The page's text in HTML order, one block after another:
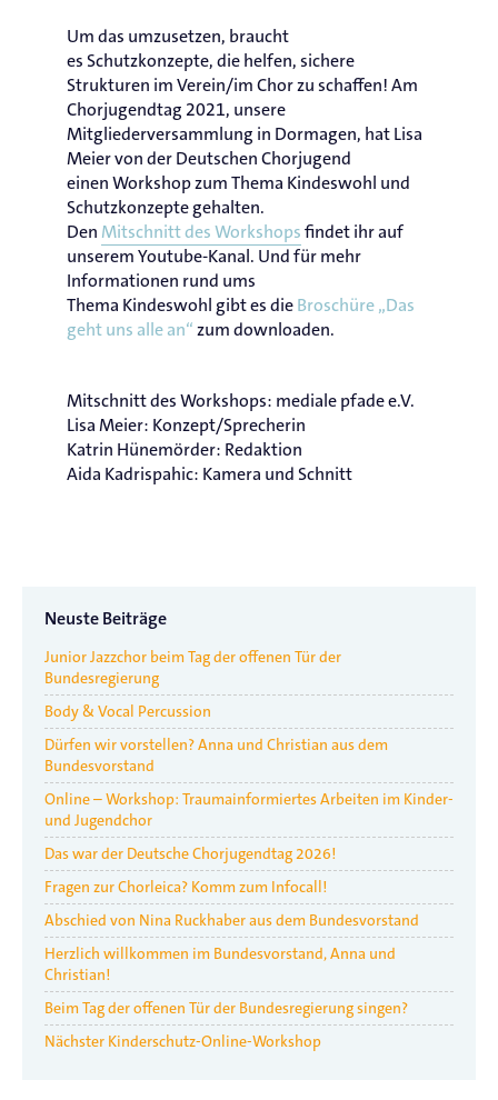
Um das umzusetzen, braucht
es Schutzkonzepte, die helfen, sichere
Strukturen im Verein/im Chor zu schaffen! Am
Chorjugendtag 2021, unsere
Mitgliederversammlung in Dormagen, hat Lisa
Meier von der Deutschen Chorjugend
einen Workshop zum Thema Kindeswohl und
Schutzkonzepte gehalten.
Den Mitschnitt des Workshopsfindet ihr auf
unserem Youtube-Kanal. Und für mehr
Informationen rund ums
Thema Kindeswohl gibt es dieBroschüre „Das
geht uns alle an“zum downloaden.
Mitschnitt des Workshops: mediale pfade e.V.
Lisa Meier: Konzept/Sprecherin
Katrin Hünemörder: Redaktion
Aida Kadrispahic: Kamera und Schnitt
Neuste Beiträge
Junior Jazzchor beim Tag der offenen Tür der
Bundesregierung
Body & Vocal Percussion
Dürfen wir vorstellen? Anna und Christian aus dem
Bundesvorstand
Online – Workshop: Traumainformiertes Arbeiten im Kinder-
und Jugendchor
Das war der Deutsche Chorjugendtag 2026!
Fragen zur Chorleica? Komm zum Infocall!
Abschied von Nina Ruckhaber aus dem Bundesvorstand
Herzlich willkommen im Bundesvorstand, Anna und
Christian!
Beim Tag der offenen Tür der Bundesregierung singen?
Nächster Kinderschutz-Online-Workshop